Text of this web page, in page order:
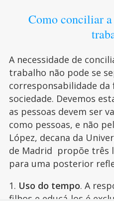
Como conciliar
A necessidade de
trabalho não pode se
corresponsabilidade da
sociedade. Devemos
as pessoas devem ser
como pessoas, e não
López, decana da
de Madrid propõe três
para uma posterior
1. Uso do tempo. A